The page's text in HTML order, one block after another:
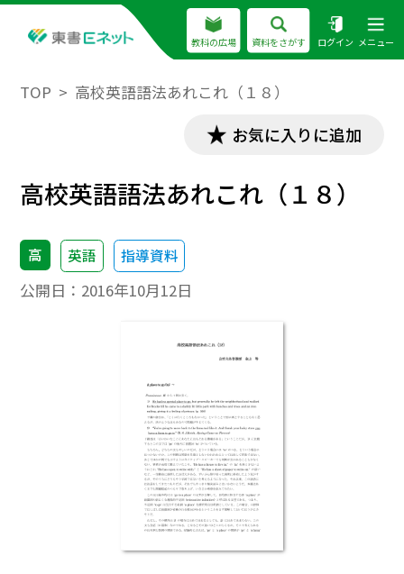
教科の広場 資料をさがす ログイン メニュー
TOP 高校英語語法あれこれ（１８）
お気に入りに追加
高校英語語法あれこれ（１８）
高 英語 指導資料
公開日： 2016年10月12日